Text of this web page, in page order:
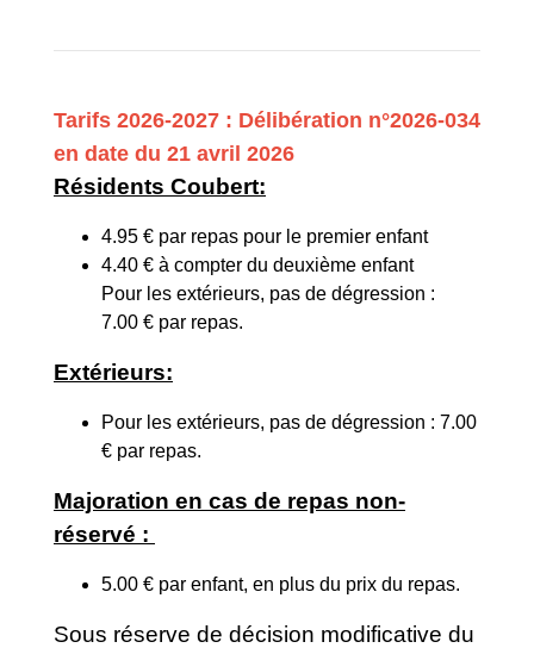
Tarifs 2026-2027 : Délibération n°2026-034
en date du 21 avril 2026
Résidents Coubert:
4.95 € par repas pour le premier enfant
4.40 € à compter du deuxième enfant
Pour les extérieurs, pas de dégression :
7.00 € par repas.
Extérieurs:
Pour les extérieurs, pas de dégression : 7.00
€ par repas.
Majoration en cas de repas non-
réservé :
5.00 € par enfant, en plus du prix du repas.
Sous réserve de décision modificative du